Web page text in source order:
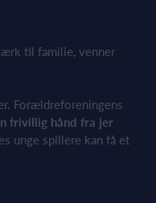
til familie, venner
. Forældreforeningens
frivillig hånd fra jer
unge spillere kan få et